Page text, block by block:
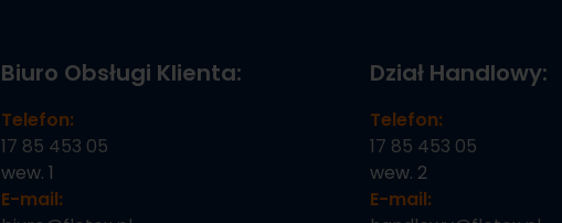
Biuro Obsługi Klienta:
Telefon:
17 85 453 05
wew. 1
E-mail:
Dział Handlowy:
Telefon:
17 85 453 05
wew. 2
E-mail: